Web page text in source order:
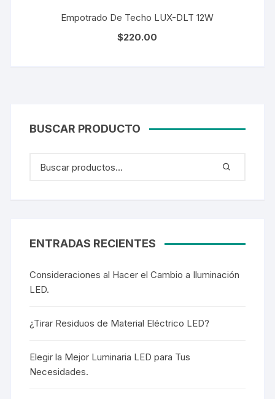
Empotrado De Techo LUX-DLT 12W
$220.00
BUSCAR PRODUCTO
ENTRADAS RECIENTES
Consideraciones al Hacer el Cambio a Iluminación
LED.
¿Tirar Residuos de Material Eléctrico LED?
Elegir la Mejor Luminaria LED para Tus
Necesidades.